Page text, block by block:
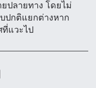
ปลายทาง โดยไม่
ปกติแยกต่างหาก
แวะไป